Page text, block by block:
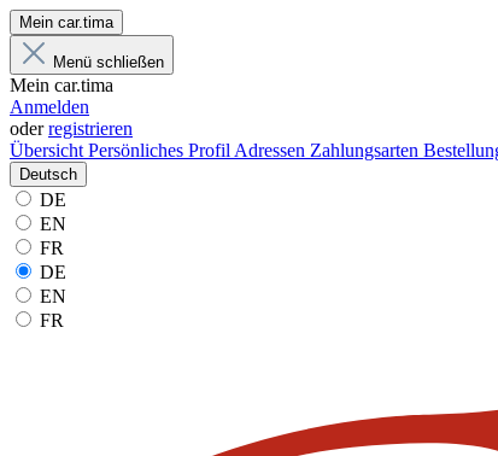
Mein car.tima
Menü schließen
Mein car.tima
Anmelden
oderregistrieren
Übersicht Persönliches Profil Adressen Zahlungsarten
Deutsch
DE
EN
FR
DE
EN
FR